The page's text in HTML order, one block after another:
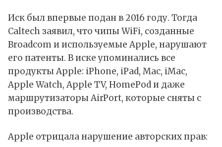
Иск был впервые подан в 2016 году. Тогда
Caltech заявил, что чипы WiFi, созданные
Broadcom и используемые Apple, нарушают
его патенты. В иске упоминались все
продукты Apple: iPhone, iPad, Mac, iMac,
Apple Watch, Apple TV, HomePod и даже
маршрутизаторы AirPort, которые сняты с
производства.
Apple отрицала нарушение авторских прав: